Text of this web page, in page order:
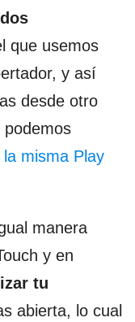
que usemos
y así
desde otro
podemos
misma Play
manera
y en
tu
abierta, lo cual